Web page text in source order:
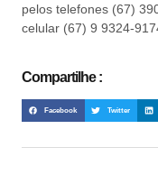
pelos telefones (67)
celular (67) 9 9324-
Compartilhe :
Facebook Twitter